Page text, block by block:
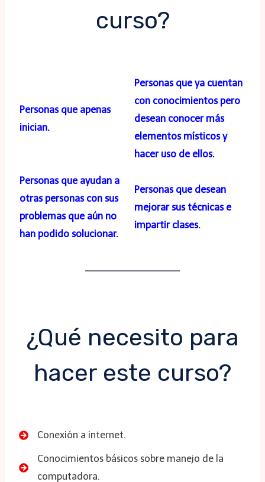
curso?
Personas que apenas
inician.
Personas que ya cuentan
con conocimientos pero
desean conocer más
elementos místicos y
hacer uso de ellos.
Personas que ayudan a
otras personas con sus
problemas que aún no
han podido solucionar.
Personas que desean
mejorar sus técnicas e
impartir clases.
¿Qué necesito para
hacer este curso?
Conexión a internet.
Conocimientos básicos sobre manejo de la
computadora.